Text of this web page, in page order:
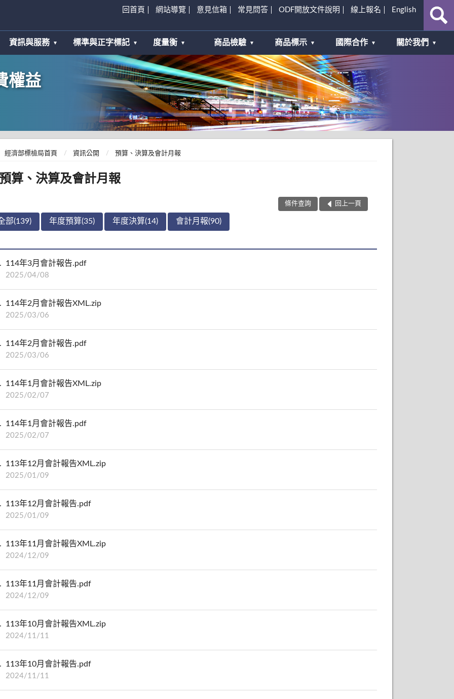
回首頁 網站導覽 意見信箱 常見問答 ODF開放文件說明 線上報名 English
資訊與服務 標準與正字標記 度量衡 商品檢驗 商品標示 國際合作 關於我們
權益
經濟部標檢局首頁 資訊公開 預算、決算及會計月報
預算、決算及會計月報
條件查詢 回上一頁
部(139) 年度預算(35) 年度決算(14) 會計月報(90)
114年3月會計報告.pdf
2025/04/08
114年2月會計報告XML.zip
2025/03/06
114年2月會計報告.pdf
2025/03/06
114年1月會計報告XML.zip
2025/02/07
114年1月會計報告.pdf
2025/02/07
113年12月會計報告XML.zip
2025/01/09
113年12月會計報告.pdf
2025/01/09
113年11月會計報告XML.zip
2024/12/09
113年11月會計報告.pdf
2024/12/09
113年10月會計報告XML.zip
2024/11/11
113年10月會計報告.pdf
2024/11/11